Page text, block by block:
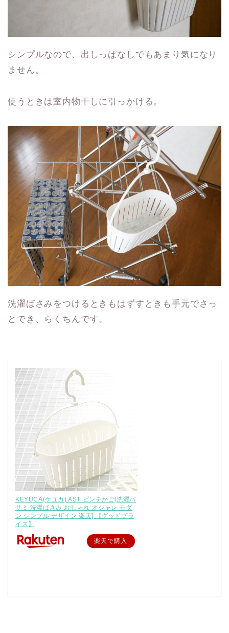
シンプルなので、出しっぱなしでもあまり気になり
ません。
使うときは室内物干しに引っかける。
洗濯ばさみをつけるときもはずすときも手元でさっ
とでき、らくちんです。
KEYUCA(ケユカ) AST ピンチかご[洗濯バ
サミ 洗濯ばさみ おしゃれ オシャレ モダ
ン シンプル デザイン 楽天] 【グッドプラ
イス】
楽天で購入